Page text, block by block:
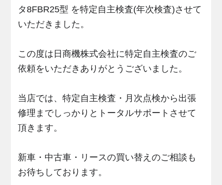
タ8FBR25型 を特定自主検査(年次検査)させて
いただきました。
この度は日商機株式会社に特定自主検査のご
依頼をいただきありがとうございました。
当店では、特定自主検査・月次点検から出張
修理までしっかりとトータルサポートさせて
頂きます。
新車・中古車・リースの買い替えのご相談も
お待ちしております。